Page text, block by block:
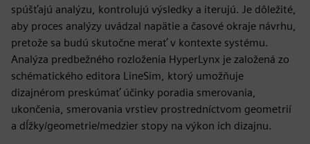
spúšťajú analýzu, kontrolujú výsledky a iterujú. Je dôležité,
aby proces analýzy uvádzal napätie a časové okraje návrhu,
pretože sa budú skutočne merať v kontexte systému.
Analýza predbežného rozloženia HyperLynx je založená zo
schématického editora LineSim, ktorý umožňuje
dizajnérom preskúmať účinky poradia smerovania,
ukončenia, smerovania vrstiev prostredníctvom geometrií
a dĺžky/geometrie/medzier stopy na výkon ich dizajnu.